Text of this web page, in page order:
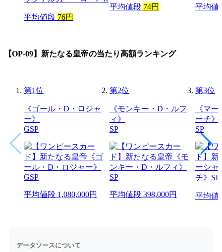
平均値段 76円
平均値段 74円 平均値
【OP-09】新たなる皇帝の当たり高額ランキング
第1位
《ゴール・D・ロジャ
ー》
GSP
平均値段 1,080,000円
第2位
《モンキー・D・ルフ
ィ》
SP
平均値段398,000円
第3位
《マ
ーチ》
SP
平均値
データソースについて